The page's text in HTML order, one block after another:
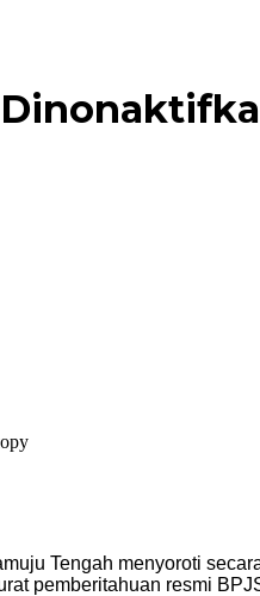
Tengah menyoroti
pemberitahuan resmi